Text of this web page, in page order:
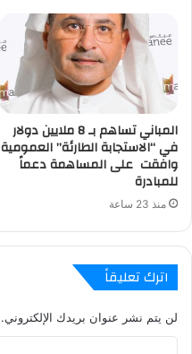
المباني تساهم بـ 8 ملايين دولار
في “الاستجابة الطارئة” العمومية
وافقت على المساهمة دعماً
للمبادرة
منذ 23 ساعة
اترك تعليقاً
لن يتم نشر عنوان بريدك الإلكتروني.